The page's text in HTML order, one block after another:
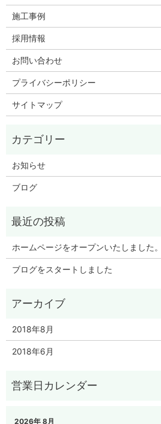
施工事例
採用情報
お問い合わせ
プライバシーポリシー
サイトマップ
お知らせ
ブログ
ホームページをオープンいたしました。
ブログをスタートしました
2018年8月
2018年6月
2026年 8月